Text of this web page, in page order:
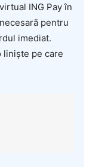
ING Pay în
pentru
imediat.
liniște pe care